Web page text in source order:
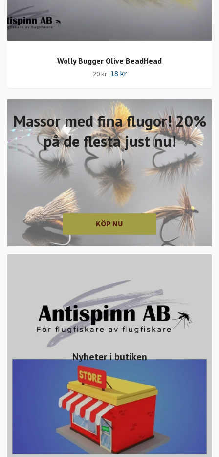
Massor med fina flugor! 20%
på de flesta just nu!
KÖP NU
Nyheter i butiken
Wolly Bugger Olive BeadHead
20 kr 18 kr